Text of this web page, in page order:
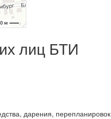
лиц БТИ
дарения, перепланировок